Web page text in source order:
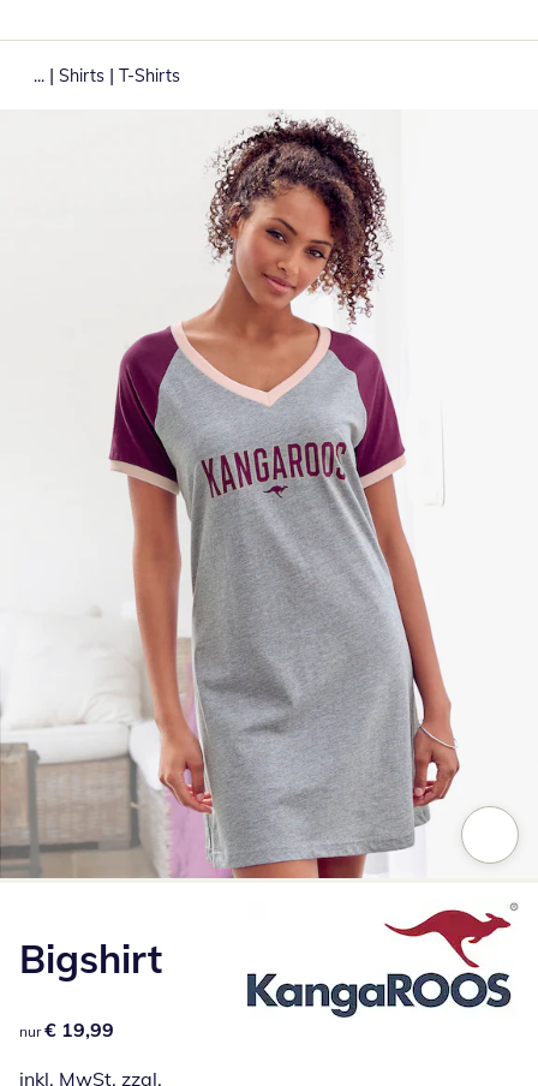
... | Shirts | T-Shirts
Bigshirt
€ 19,99
nur € 19,99
inkl. MwSt. zzgl.